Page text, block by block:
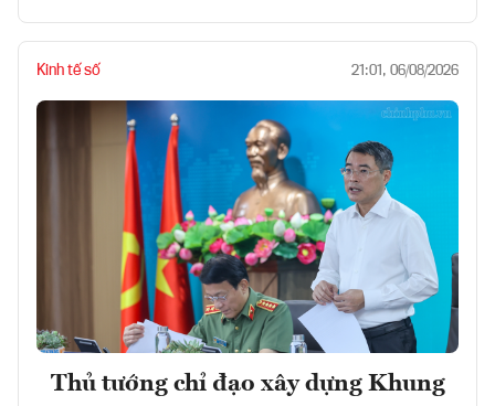
Kinh tế số 21:01, 06/08/2026
Thủ tướng chỉ đạo xây dựng Khung